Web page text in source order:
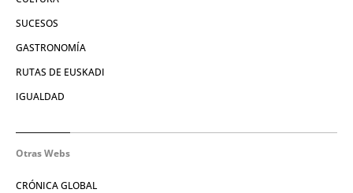
SUCESOS
GASTRONOMÍA
RUTAS DE EUSKADI
IGUALDAD
Otras Webs
CRÓNICA GLOBAL